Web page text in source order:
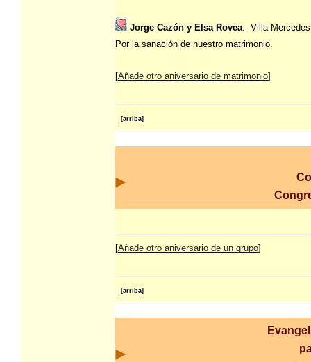
Jorge Cazón y Elsa Rovea .- Villa
Por la sanación de nuestro matrimonio.
[Añade otro aniversario de matrimonio]
[arriba]
[Añade otro aniversario de un grupo]
[arriba]